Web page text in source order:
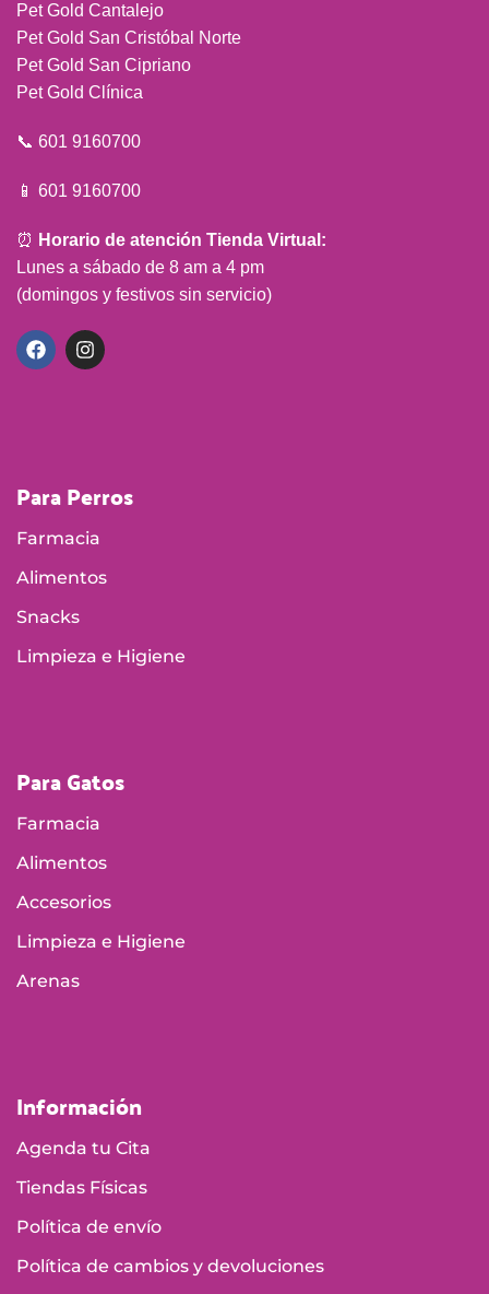
Pet Gold Cantalejo
Pet Gold San Cristóbal Norte
Pet Gold San Cipriano
Pet Gold Clínica
📞 601 9160700
📱 601 9160700
⏰ Horario de atención Tienda Virtual:
Lunes a sábado de 8 am a 4 pm
(domingos y festivos sin servicio)
Para Perros
Farmacia
Alimentos
Snacks
Limpieza e Higiene
Para Gatos
Farmacia
Alimentos
Accesorios
Limpieza e Higiene
Arenas
Información
Agenda tu Cita
Tiendas Físicas
Política de envío
Política de cambios y devoluciones